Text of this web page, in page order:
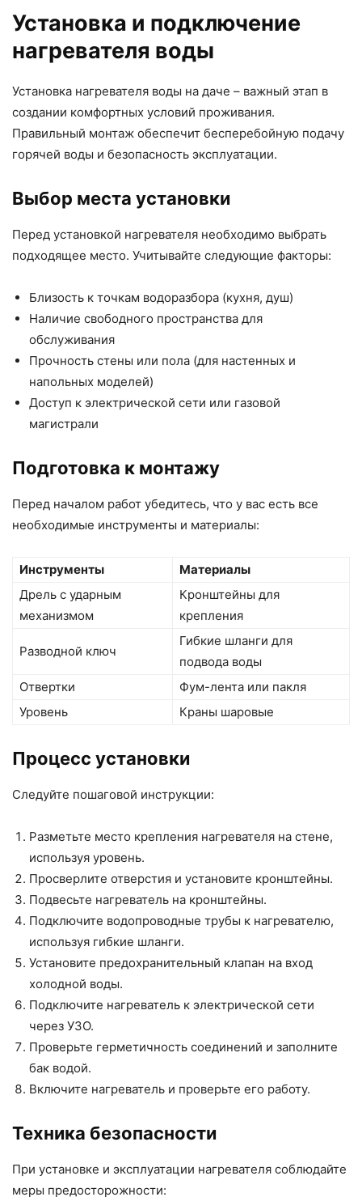
Установка и подключение
нагревателя воды
Установка нагревателя воды на даче – важный этап в
создании комфортных условий проживания.
Правильный монтаж обеспечит бесперебойную подачу
горячей воды и безопасность эксплуатации.
Выбор места установки
Перед установкой нагревателя необходимо выбрать
подходящее место. Учитывайте следующие факторы:
Близость к точкам водоразбора (кухня, душ)
Наличие свободного пространства для
обслуживания
Прочность стены или пола (для настенных и
напольных моделей)
Доступ к электрической сети или газовой
магистрали
Подготовка к монтажу
Перед началом работ убедитесь, что у вас есть все
необходимые инструменты и материалы:
Инструменты
Материалы
Дрель с ударным
механизмом
Кронштейны для
крепления
Разводной ключ
Гибкие шланги для
подвода воды
Отвертки
Фум-лента или пакля
Уровень
Краны шаровые
Процесс установки
Следуйте пошаговой инструкции:
Разметьте место крепления нагревателя на стене,
используя уровень.
Просверлите отверстия и установите кронштейны.
Подвесьте нагреватель на кронштейны.
Подключите водопроводные трубы к нагревателю,
используя гибкие шланги.
Установите предохранительный клапан на вход
холодной воды.
Подключите нагреватель к электрической сети
через УЗО.
Проверьте герметичность соединений и заполните
бак водой.
Включите нагреватель и проверьте его работу.
Техника безопасности
При установке и эксплуатации нагревателя соблюдайте
меры предосторожности: